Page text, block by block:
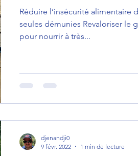
Réduire l’insécurité alimentaire
seules démunies Revaloriser le
pour nourrir à très...
djenandji0
9 févr. 2022
1 min de lecture